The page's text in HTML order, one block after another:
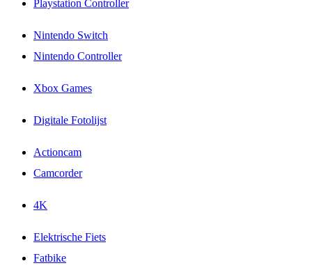
Playstation Controller
Nintendo Switch
Nintendo Controller
Xbox Games
Digitale Fotolijst
Actioncam
Camcorder
4K
Elektrische Fiets
Fatbike